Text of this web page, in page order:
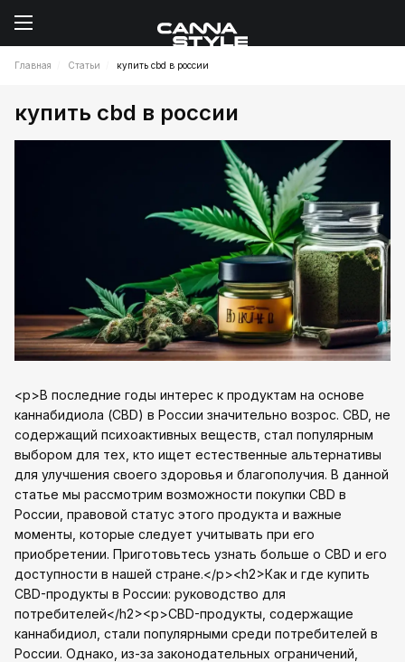
Главная Статьи купить cbd в россии
купить cbd в россии
<p>В последние годы интерес к продуктам на основе
каннабидиола (CBD) в России значительно возрос. CBD, не
содержащий психоактивных веществ, стал популярным
выбором для тех, кто ищет естественные альтернативы
для улучшения своего здоровья и благополучия. В данной
статье мы рассмотрим возможности покупки CBD в
России, правовой статус этого продукта и важные
моменты, которые следует учитывать при его
приобретении. Приготовьтесь узнать больше о CBD и его
доступности в нашей стране.</p><h2>Как и где купить
CBD-продукты в России: руководство для
потребителей</h2><p>CBD-продукты, содержащие
каннабидиол, стали популярными среди потребителей в
России. Однако, из-за законодательных ограничений,